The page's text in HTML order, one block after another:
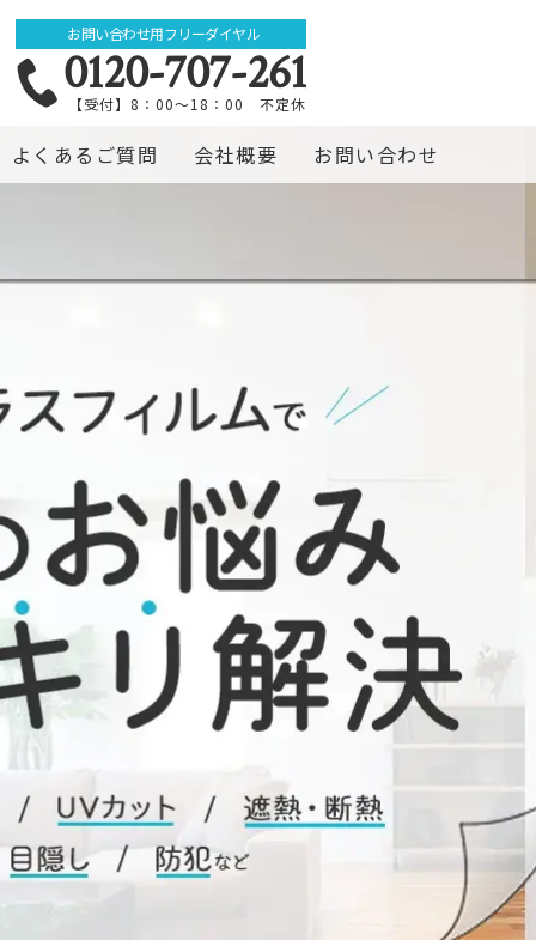
お問い合わせ用フリーダイヤル
0120-707-261
【受付】8：00～18：00 不定休
よくあるご質問 会社概要 お問い合わせ